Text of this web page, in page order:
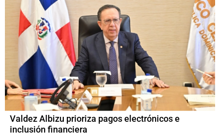
Valdez Albizu prioriza pagos electrónicos e
inclusión financiera